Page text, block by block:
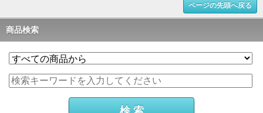
ページの先頭へ戻る
商品検索